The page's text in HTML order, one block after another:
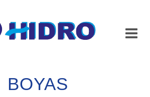
BOYAS